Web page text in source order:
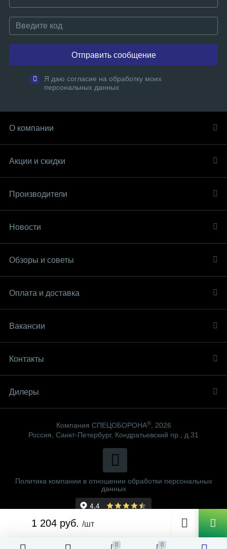
0 0
1 204 руб. /шт
Отправить сообщение
Я даю согласие на обработку моих
персональных данных
О компании
Акции и скидки
Производители
Новости
Обзоры и советы
Оплата и доставка
Вакансии
Контакты
Дилеры
Компания СПЕЦОБОРОНА®, 2026
Россия, Санкт-Петербург, Кондратьевский пр., д.31
Политика компании в отношении обработки персональных
данных